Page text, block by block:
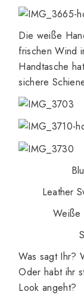
Die weiße
frischen Wind
Handtasche
sichere
Leather
Weiße
Was sagt Ihr?
Oder habt ihr
Look angeht?